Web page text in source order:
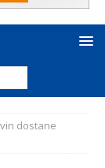
dostane